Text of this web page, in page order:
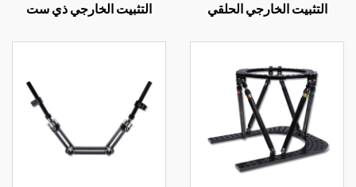
التثبيت الخارجي الحلقي
التثبيت الخارجي ذي ست